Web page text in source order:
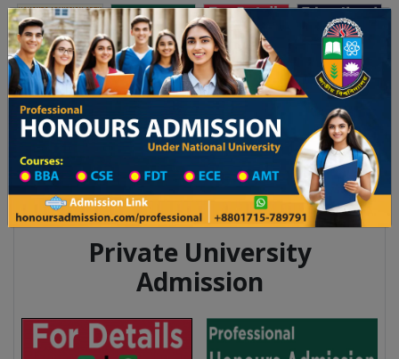
Toggle navigation অনার্স ভর্তি প্রফেশনাল অনার্স
Updates
২৬ শিক্ষাবর্ষের ১ম বর্ষের ভর্তি আবেদন বিজ্ঞপ্তি ঢাকা বিশ্ববিদ্যালয় ২০২৫-২৬ শিক্ষাবর্ষে
Private University
Admission